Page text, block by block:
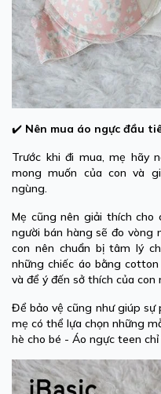
✔️ Nên mua áo ngực đầu
Trước khi đi mua, mẹ hãy
mong muốn của con và
ngùng.
Mẹ cũng nên giải thích cho
người bán hàng sẽ đo vòng
con nên chuẩn bị tâm lý
những chiếc áo bằng
và để ý đến sở thích của
Để bảo vệ cũng như giúp
mẹ có thể lựa chọn những
hè cho bé - Áo ngực teen chỉ